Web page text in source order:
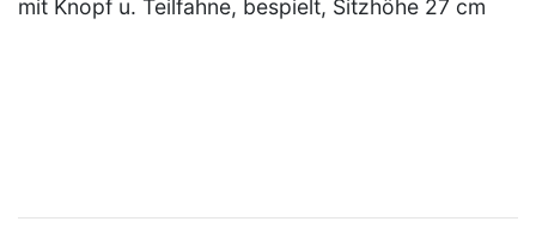
mit Knopf u. Teilfahne, bespielt, Sitzhöhe 27 cm